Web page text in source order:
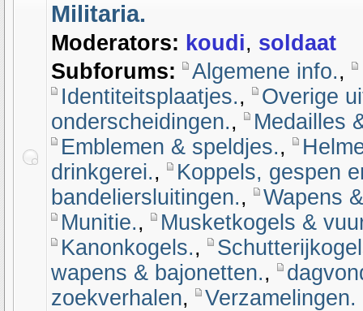
Militaria.
Moderators: koudi, soldaat
Subforums:
Algemene info.,
Identiteitsplaatjes.,
Overige
onderscheidingen.,
Medailles
Emblemen & speldjes.,
drinkgerei.,
Koppels, gespen
bandeliersluitingen.,
Wapens
Munitie.,
Musketkogels &
Kanonkogels.,
wapens & bajonetten.,
zoekverhalen, Verzamelingen.